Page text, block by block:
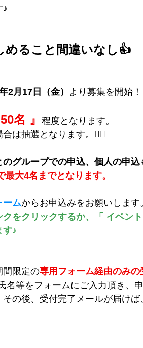
♪
めること間違いなし👍
2月17日（金） より募集を開始！
50名 』 程度 となります。
は抽選となります。🙇‍♂️
のグループでの申込、個人の申込
大4名までとなります。
ームからお申込みをお願いします
をクリックするか、「 イベン
す♪
間限定の専用フォーム経由のみの
名等をフォームにご入力頂き、
の後、受付完了メールが届けば